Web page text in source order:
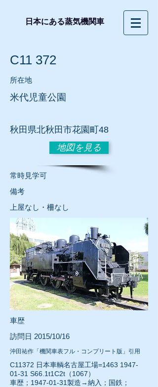
日本にある蒸気機関車
C11 372
所在地
米代児童公園
秋田 県北秋田市花園町48
地図を見る
常時見学可
​備考
上屋なし・柵なし
車歴
訪問日 2015/10/16
沖田祐作「機関車表フル・コンプリート版」引用
C11372 日本車輌名古屋工場=1463 1947-
01-31 S66.1t1C2t（1067）
車歴；1947-01-31製造→納入；国鉄；